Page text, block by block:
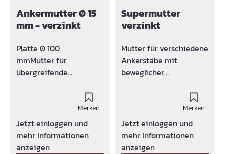
Ankermutter Ø 15
mm - verzinkt
Platte Ø 100
mmMutter für
übergreifende
Ausführung verzinkt.
Merken
Jetzt einloggen und
mehr Informationen
anzeigen
Supermutter
verzinkt
Mutter für verschiedene
Ankerstäbe mit
beweglicher
Ausführung verzinkt.
Merken
Jetzt einloggen und
mehr Informationen
anzeigen